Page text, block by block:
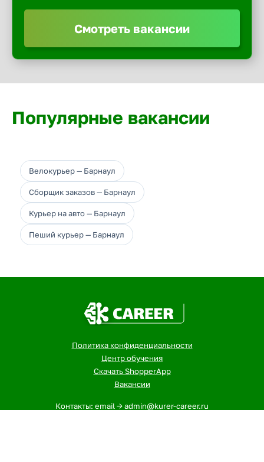
Смотреть вакансии
Популярные вакансии
Велокурьер — Барнаул
Сборщик заказов — Барнаул
Курьер на авто — Барнаул
Пеший курьер — Барнаул
Политика конфиденциальности
Центр обучения
Скачать ShopperApp
Вакансии
Контакты: email -> admin@kurer-career.ru